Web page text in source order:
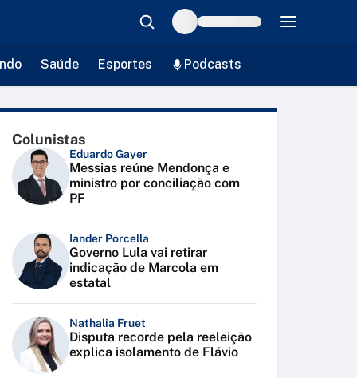
Saúde Esportes Podcasts
Colunistas
Eduardo Gayer
Messias reúne Mendonça e
ministro por conciliação com
PF
Iander Porcella
Governo Lula vai retirar
indicação de Marcola em
estatal
Nathalia Fruet
Disputa recorde pela reeleição
explica isolamento de Flávio